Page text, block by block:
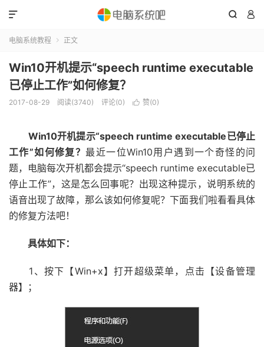
 

电脑系统教程  正文
Win10开机提示“speech runtime executable
已停止工作”如何修复？
2017-08-29 阅读(3740) 评论(0)  赞(0)
Win10开机提示“speech runtime executable已停止
工作”如何修复？最近一位Win10用户遇到一个奇怪的问
题，电脑每次开机都会提示“speech runtime executable已
停止工作”，这是怎么回事呢？出现这种提示，说明系统的
语音出现了故障，那么该如何修复呢？下面我们啦看看具体
的修复方法吧！
具体如下：
1、按下【Win+x】打开超级菜单，点击【设备管理
器】；